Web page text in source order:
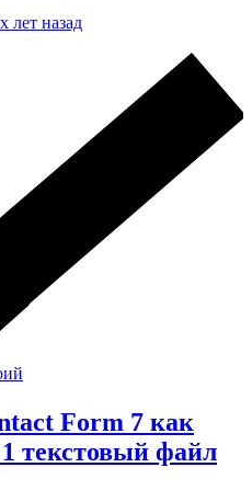
лет назад
Form 7 как
текстовый файл